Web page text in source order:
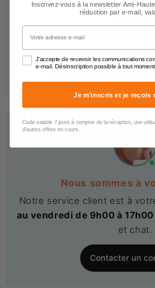
Les frais de livraison sont
Ils sont calculés en fonction
Nous sommes à
Notre service client est à
au vendredi de 9h00 à 17h00
et chat.
Contacter un
Inscrivez-vous à la newsletter Ami-
réduction par e-mail,
Votre adresse e-mail
J'accepte de recevoir les communications
e-mail. Désinscription possible à tout moment.
Je m'inscris et je reçois
Code valable 7 jours à compter de la réception, une
d'autres offres en cours.